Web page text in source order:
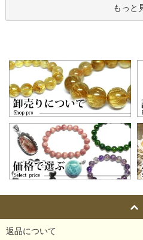
もっと
返品について